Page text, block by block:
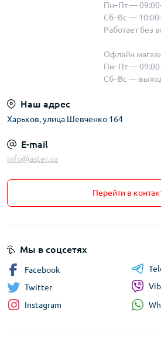
Пн–Пт —
Сб–Вс —
Работает без
Офлайн
Пн–Пт —
Сб–Вс —
Наш адрес
Харьков, улица Шевченко 164
E-mail
info@aster.ua
Перейти в
Мы в соцсетях
Facebook
Twitter
Instagram